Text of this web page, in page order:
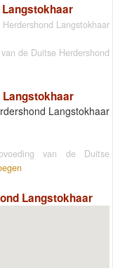
Langstokhaar
de Duitse Herdershond
van de Duitse
Langstokhaar